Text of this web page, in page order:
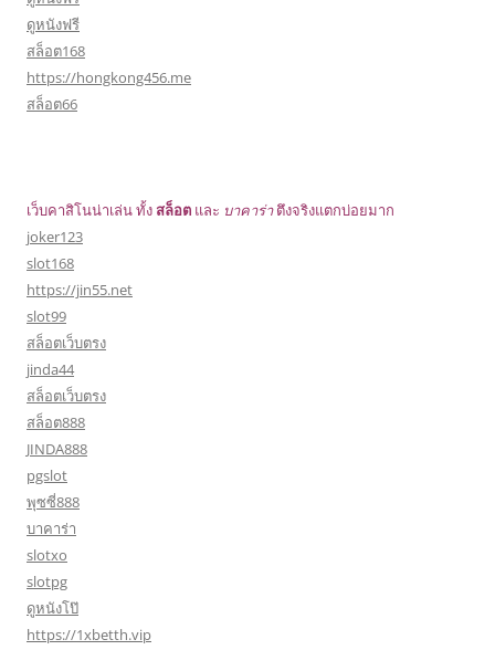
ดูหนังฟรี
สล็อต168
https://hongkong456.me
สล็อต66
เว็บคาสิโนน่าเล่น ทั้งสล็อต และ บาคาร่าตึงจริงแตกบ่อยมาก
joker123
slot168
https://jin55.net
slot99
สล็อตเว็บตรง
jinda44
สล็อตเว็บตรง
สล็อต888
JINDA888
pgslot
พุซซี่888
บาคาร่า
slotxo
slotpg
ดูหนังโป๊
https://1xbetth.vip